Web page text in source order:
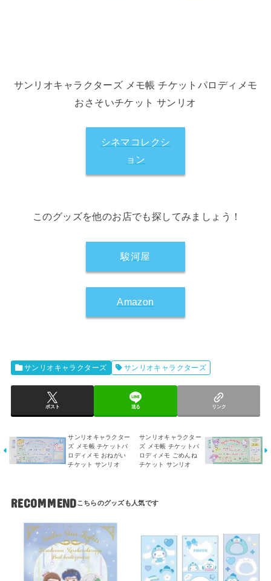
サンリオキャラクターズ メモ帳 チケットパロディメモ
おさそいチケット サンリオ
シネマコレクシ
ョン
このグッズを他のお店でも探してみましょう！
駿河屋
Amazon
サンリオキャラクターズ サンリオキャラクターズ
ポスト 送る リンク
サンリオキャラクター
ズ メモ帳 チケットパ
ロディメモ おねがい
チケット サンリオ
サンリオキャラクター
ズ メモ帳 チケットパ
ロディメモ ごめんね
チケット サンリオ
RECOMMEND